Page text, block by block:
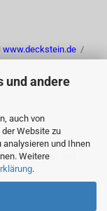
und andere
auch von
Website zu
und Ihnen
Weitere
.
www.deckstein.de /